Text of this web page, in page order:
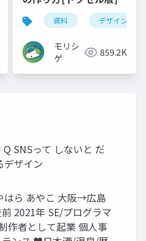
資料 デザイン
モリシ
ゲ
859.2K
Q SNSって しないと だ
デザイン
はら あやこ 大阪→広島
2021年 SE/プログラマ
作者として起業 個人事